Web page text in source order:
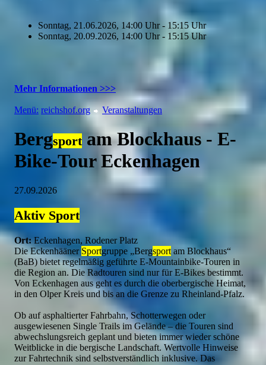
Sonntag, 21.06.2026, 14:00 Uhr - 15:15 Uhr
Sonntag, 20.09.2026, 14:00 Uhr - 15:15 Uhr
Mehr Informationen >>>
Menü: reichshof.org Veranstaltungen
Bergsport am Blockhaus - E-
Bike-Tour Eckenhagen
27.09.2026
Aktiv Sport
Ort:Eckenhagen, Rodener Platz
Die Eckenhääner Sportgruppe „Bergsport am Blockhaus“
(BaB) bietet regelmäßig geführte E-Mountainbike-Touren in
die Region an. Die Radtouren sind nur für E-Bikes bestimmt.
Von Eckenhagen aus geht es durch die oberbergische Heimat,
in den Olper Kreis und bis an die Grenze zu Rheinland-Pfalz.
Ob auf asphaltierter Fahrbahn, Schotterwegen oder
ausgewiesenen Single Trails im Gelände – die Touren sind
abwechslungsreich geplant und bieten immer wieder schöne
Weitblicke in die bergische Landschaft. Wertvolle Hinweise
zur Fahrtechnik sind selbstverständlich inklusive. Das